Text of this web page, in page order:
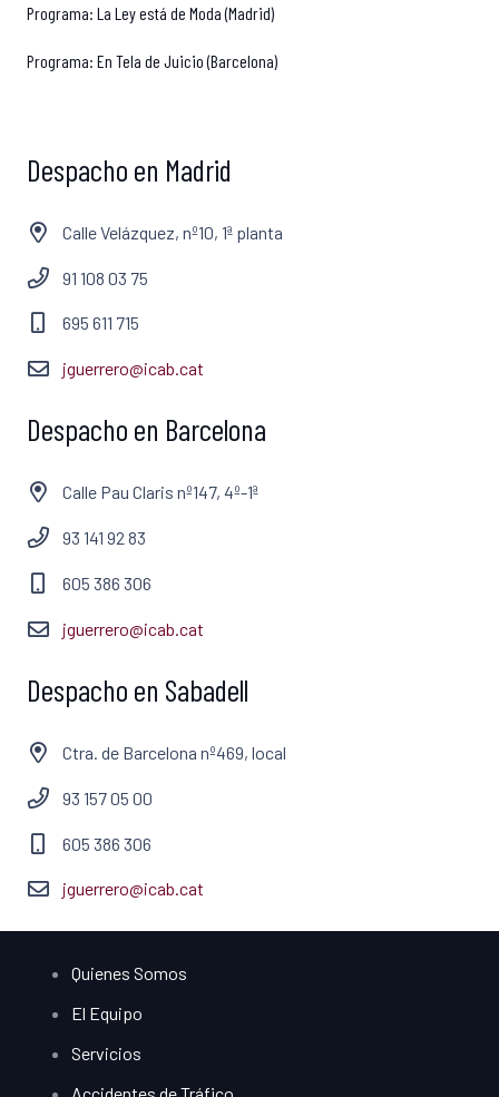
Programa: La Ley está de Moda (Madrid)
Programa: En Tela de Juicio (Barcelona)
Despacho en Madrid
Calle Velázquez, nº10, 1ª planta
91 108 03 75
695 611 715
jguerrero@icab.cat
Despacho en Barcelona
Calle Pau Claris nº147, 4º-1ª
93 141 92 83
605 386 306
jguerrero@icab.cat
Despacho en Sabadell
Ctra. de Barcelona nº469, local
93 157 05 00
605 386 306
jguerrero@icab.cat
Quienes Somos
El Equipo
Servicios